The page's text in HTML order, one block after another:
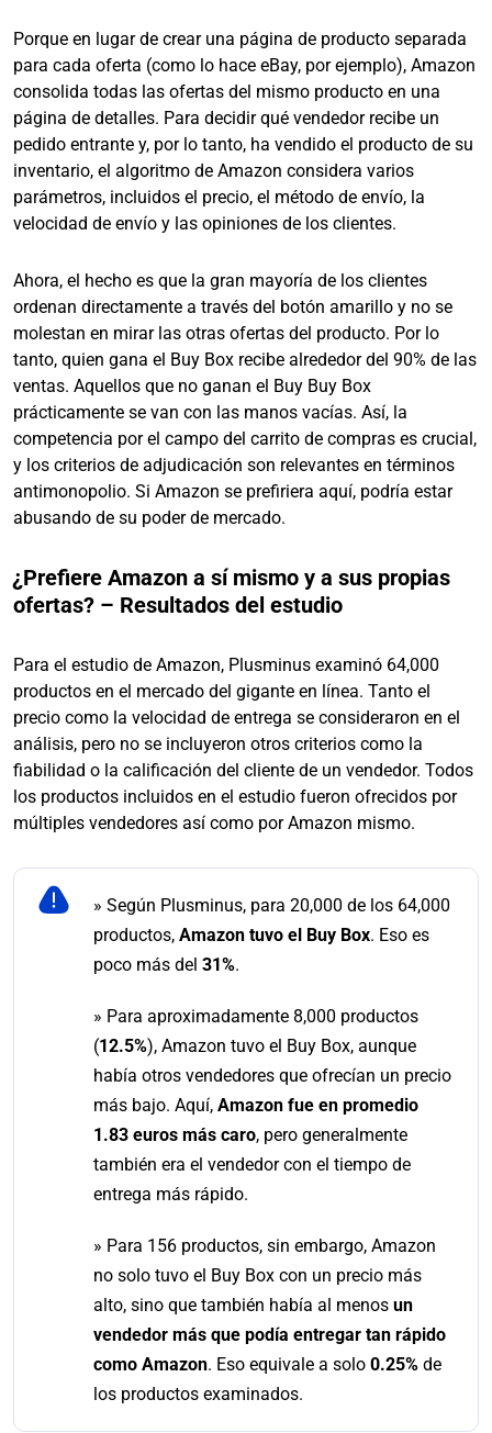
Porque en lugar de crear una página de producto separada
para cada oferta (como lo hace eBay, por ejemplo), Amazon
consolida todas las ofertas del mismo producto en una
página de detalles. Para decidir qué vendedor recibe un
pedido entrante y, por lo tanto, ha vendido el producto de su
inventario, el algoritmo de Amazon considera varios
parámetros, incluidos el precio, el método de envío, la
velocidad de envío y las opiniones de los clientes.
Ahora, el hecho es que la gran mayoría de los clientes
ordenan directamente a través del botón amarillo y no se
molestan en mirar las otras ofertas del producto. Por lo
tanto, quien gana el Buy Box recibe alrededor del 90% de las
ventas. Aquellos que no ganan el Buy Buy Box
prácticamente se van con las manos vacías. Así, la
competencia por el campo del carrito de compras es crucial,
y los criterios de adjudicación son relevantes en términos
antimonopolio. Si Amazon se prefiriera aquí, podría estar
abusando de su poder de mercado.
¿Prefiere Amazon a sí mismo y a sus propias
ofertas? – Resultados del estudio
Para el estudio de Amazon, Plusminus examinó 64,000
productos en el mercado del gigante en línea. Tanto el
precio como la velocidad de entrega se consideraron en el
análisis, pero no se incluyeron otros criterios como la
fiabilidad o la calificación del cliente de un vendedor. Todos
los productos incluidos en el estudio fueron ofrecidos por
múltiples vendedores así como por Amazon mismo.
» Según Plusminus, para 20,000 de los 64,000
productos, Amazon tuvo el Buy Box. Eso es
poco más del 31%.
» Para aproximadamente 8,000 productos
(12.5%), Amazon tuvo el Buy Box, aunque
había otros vendedores que ofrecían un precio
más bajo. Aquí, Amazon fue en promedio
1.83 euros más caro, pero generalmente
también era el vendedor con el tiempo de
entrega más rápido.
» Para 156 productos, sin embargo, Amazon
no solo tuvo el Buy Box con un precio más
alto, sino que también había al menos un
vendedor más que podía entregar tan rápido
como Amazon. Eso equivale a solo 0.25% de
los productos examinados.